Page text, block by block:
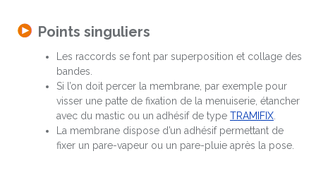
Points singuliers
Les raccords se font par superposition et collage des
bandes.
Si l’on doit percer la membrane, par exemple pour
visser une patte de fixation de la menuiserie, étancher
avec du mastic ou un adhésif de type TRAMIFIX
La membrane dispose d’un adhésif permettant de
fixer un pare-vapeur ou un pare-pluie après la pose.